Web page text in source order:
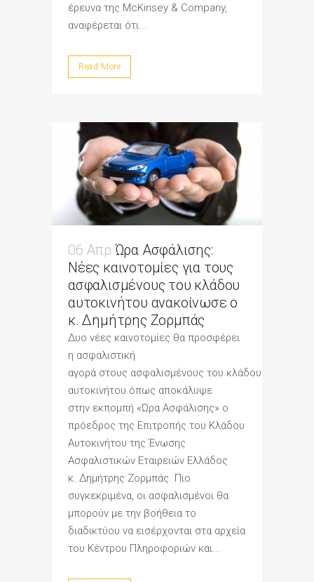
έρευνα της McKinsey & Company,
αναφέρεται ότι...
Read More
06 Απρ Ώρα Ασφάλισης:
Νέες καινοτομίες για τους
ασφαλισμένους του κλάδου
αυτοκινήτου ανακοίνωσε ο
κ. Δημήτρης Ζορμπάς
Δυο νέες καινοτομίες θα προσφέρει
η ασφαλιστική
αγορά στους ασφαλισμένους του κλάδου
αυτοκινήτου όπως αποκάλυψε
στην εκπομπή «Ώρα Ασφάλισης» ο
πρόεδρος της Επιτροπής του Κλάδου
Αυτοκινήτου της Ένωσης
Ασφαλιστικών Εταιρειών Ελλάδος
κ. Δημήτρης Ζορμπάς. Πιο
συγκεκριμένα, οι ασφαλισμένοι θα
μπορούν με την βοήθεια το
διαδικτύου να εισέρχονται στα αρχεία
του Κέντρου Πληροφοριών και...